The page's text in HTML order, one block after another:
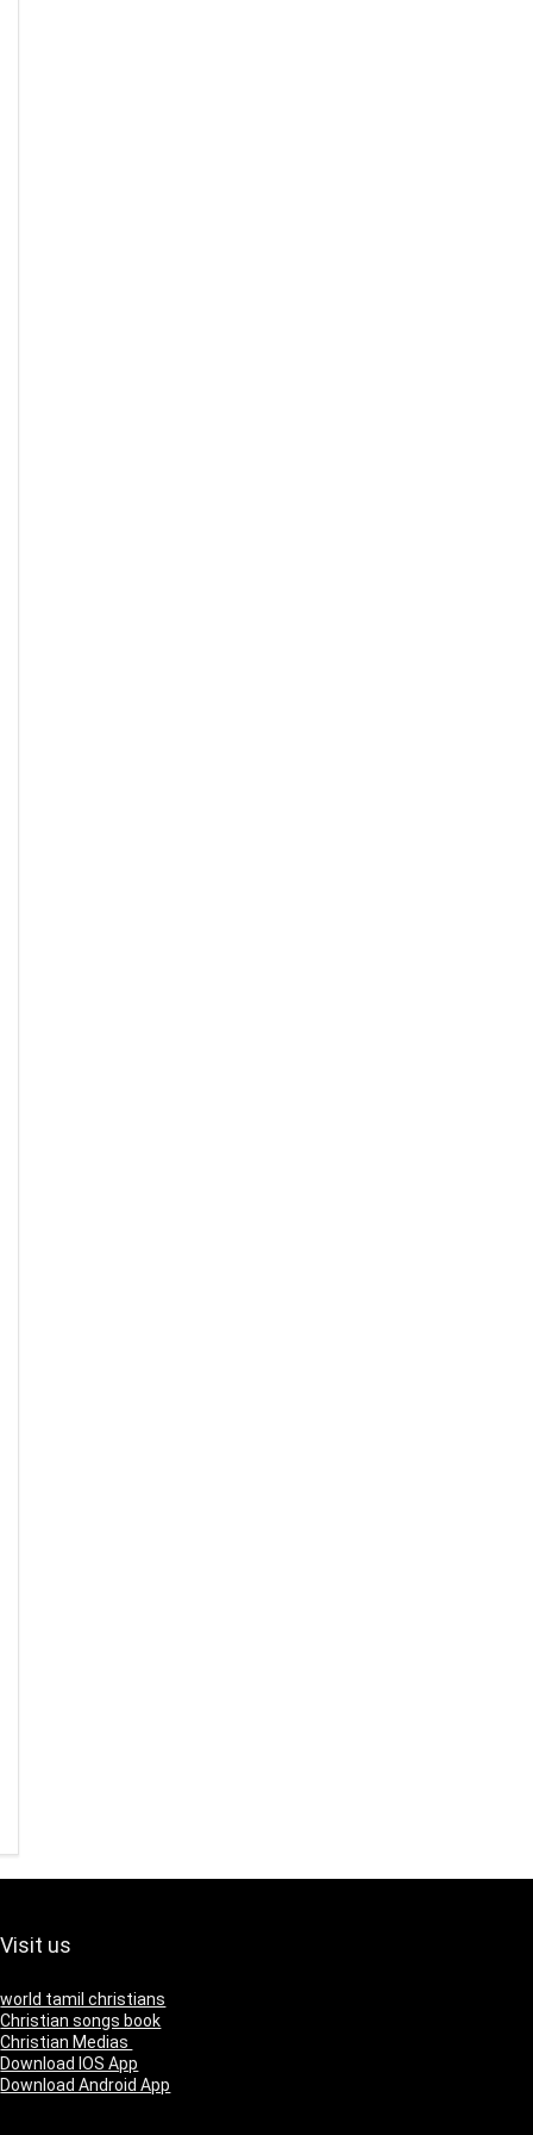
Visit us
world tamil christians
Christian songs book
Christian Medias
Download IOS App
Download Android App